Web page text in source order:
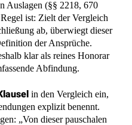
Auslagen (§§ 2218, 670
ist: Zielt der Vergleich
ab, überwiegt dieser
der Ansprüche.
klar als reines Honorar
Abfindung.
in den Vergleich ein,
explizit benennt.
„Von dieser pauschalen